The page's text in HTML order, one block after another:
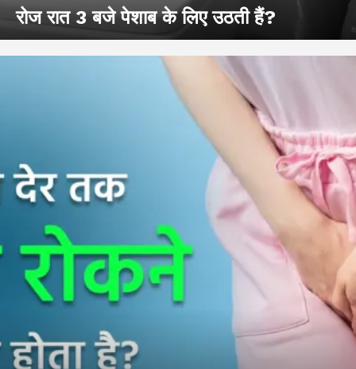
रोज रात 3 बजे पेशाब के लिए उठती हैं?